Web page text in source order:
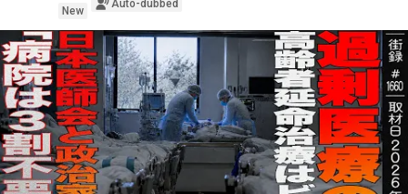
New
Auto-dubbed